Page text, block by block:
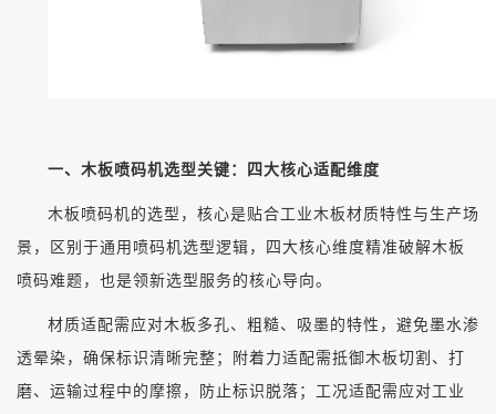
一、木板喷码机选型关键：四大核心适配维度
木板喷码机的选型，核心是贴合工业木板材质特性与生产场
景，区别于通用喷码机选型逻辑，四大核心维度精准破解木板
喷码难题，也是领新选型服务的核心导向。
材质适配需应对木板多孔、粗糙、吸墨的特性，避免墨水渗
透晕染，确保标识清晰完整；附着力适配需抵御木板切割、打
磨、运输过程中的摩擦，防止标识脱落；工况适配需应对工业